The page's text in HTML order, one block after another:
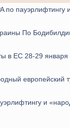
по пауэрлифтингу
По
в ЕС 28-29 января
европейский
и